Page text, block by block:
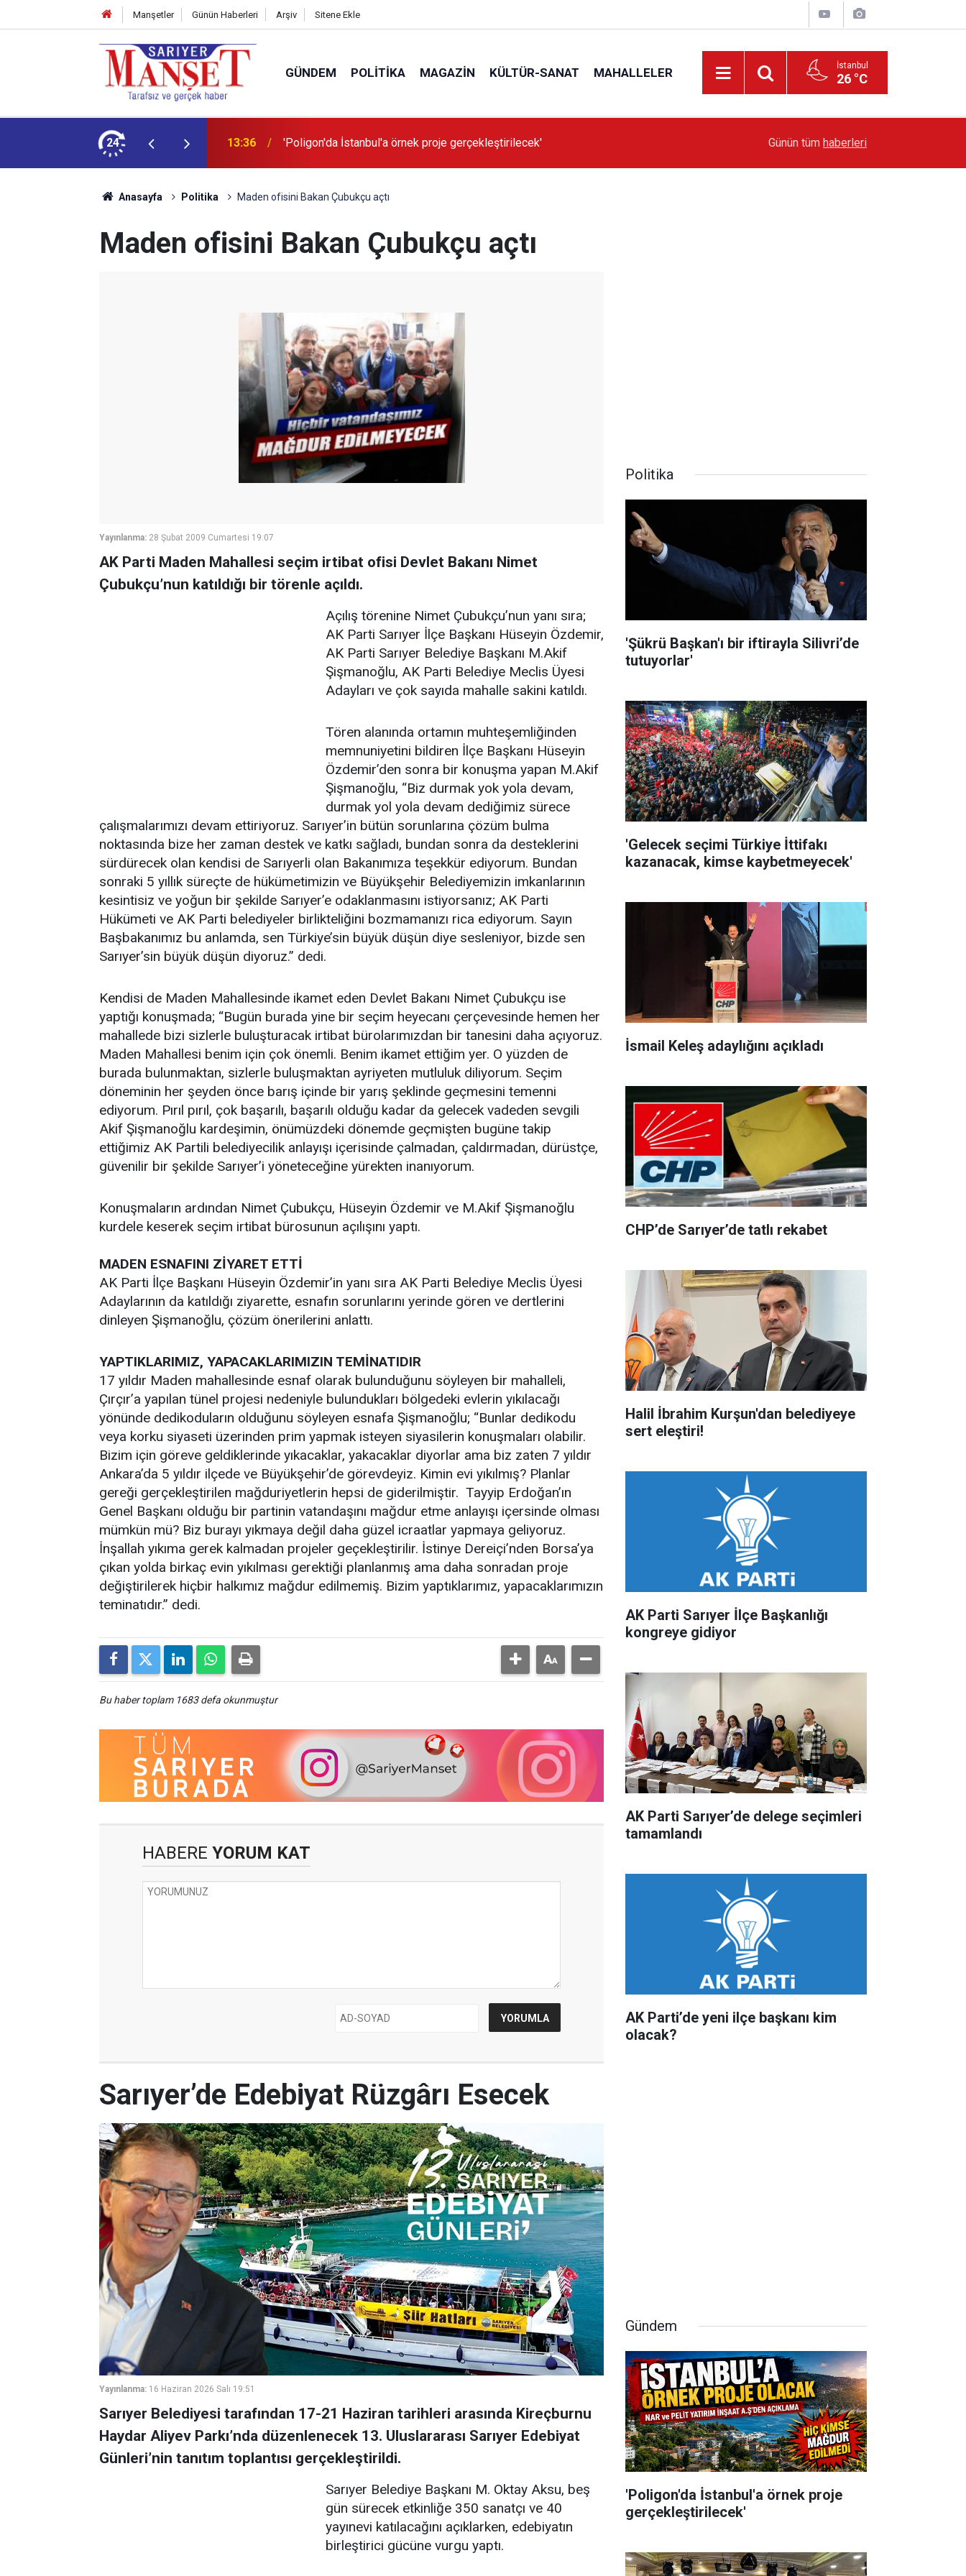
Manşetler Günün Haberleri Arşiv Sitene Ekle
GÜNDEM POLITIKA MAGAZIN KÜLTÜR-SANAT MAHALLELER İstanbul
26 °C
24 13:36 'Poligon'da İstanbul'a örnek proje gerçekleştirilecek' Sarıyer’de Edebiyat Rüzgârı Esecek
Günün tüm haberleri
Anasayfa Politika Maden ofisini Bakan Çubukçu açtı
Maden ofisini Bakan Çubukçu açtı
Yayınlanma: 28 Şubat 2009 Cumartesi 19:07
AK Parti Maden Mahallesi seçim irtibat ofisi Devlet Bakanı Nimet
Çubukçu’nun katıldığı bir törenle açıldı.
Açılış törenine Nimet Çubukçu’nun yanı sıra;
AK Parti Sarıyer İlçe Başkanı Hüseyin Özdemir,
AK Parti Sarıyer Belediye Başkanı M.Akif
Şişmanoğlu, AK Parti Belediye Meclis Üyesi
Adayları ve çok sayıda mahalle sakini katıldı.
Tören alanında ortamın muhteşemliğinden
memnuniyetini bildiren İlçe Başkanı Hüseyin
Özdemir’den sonra bir konuşma yapan M.Akif
Şişmanoğlu, “Biz durmak yok yola devam,
durmak yol yola devam dediğimiz sürece
çalışmalarımızı devam ettiriyoruz. Sarıyer’in bütün sorunlarına çözüm bulma
noktasında bize her zaman destek ve katkı sağladı, bundan sonra da desteklerini
sürdürecek olan kendisi de Sarıyerli olan Bakanımıza teşekkür ediyorum. Bundan
sonraki 5 yıllık süreçte de hükümetimizin ve Büyükşehir Belediyemizin imkanlarının
kesintisiz ve yoğun bir şekilde Sarıyer’e odaklanmasını istiyorsanız; AK Parti
Hükümeti ve AK Parti belediyeler birlikteliğini bozmamanızı rica ediyorum. Sayın
Başbakanımız bu anlamda, sen Türkiye’sin büyük düşün diye sesleniyor, bizde sen
Sarıyer’sin büyük düşün diyoruz.” dedi.
Kendisi de Maden Mahallesinde ikamet eden Devlet Bakanı Nimet Çubukçu ise
yaptığı konuşmada; “Bugün burada yine bir seçim heyecanı çerçevesinde hemen her
mahallede bizi sizlerle buluşturacak irtibat bürolarımızdan bir tanesini daha açıyoruz.
Maden Mahallesi benim için çok önemli. Benim ikamet ettiğim yer. O yüzden de
burada bulunmaktan, sizlerle buluşmaktan ayriyeten mutluluk diliyorum. Seçim
döneminin her şeyden önce barış içinde bir yarış şeklinde geçmesini temenni
ediyorum. Pırıl pırıl, çok başarılı, başarılı olduğu kadar da gelecek vadeden sevgili
Akif Şişmanoğlu kardeşimin, önümüzdeki dönemde geçmişten bugüne takip
ettiğimiz AK Partili belediyecilik anlayışı içerisinde çalmadan, çaldırmadan, dürüstçe,
güvenilir bir şekilde Sarıyer’i yöneteceğine yürekten inanıyorum.
Konuşmaların ardından Nimet Çubukçu, Hüseyin Özdemir ve M.Akif Şişmanoğlu
kurdele keserek seçim irtibat bürosunun açılışını yaptı.
MADEN ESNAFINI ZİYARET ETTİ
AK Parti İlçe Başkanı Hüseyin Özdemir’in yanı sıra AK Parti Belediye Meclis Üyesi
Adaylarının da katıldığı ziyarette, esnafın sorunlarını yerinde gören ve dertlerini
dinleyen Şişmanoğlu, çözüm önerilerini anlattı.
YAPTIKLARIMIZ, YAPACAKLARIMIZIN TEMİNATIDIR
17 yıldır Maden mahallesinde esnaf olarak bulunduğunu söyleyen bir mahalleli,
Çırçır’a yapılan tünel projesi nedeniyle bulundukları bölgedeki evlerin yıkılacağı
yönünde dedikoduların olduğunu söyleyen esnafa Şişmanoğlu; “Bunlar dedikodu
veya korku siyaseti üzerinden prim yapmak isteyen siyasilerin konuşmaları olabilir.
Bizim için göreve geldiklerinde yıkacaklar, yakacaklar diyorlar ama biz zaten 7 yıldır
Ankara’da 5 yıldır ilçede ve Büyükşehir’de görevdeyiz. Kimin evi yıkılmış? Planlar
gereği gerçekleştirilen mağduriyetlerin hepsi de giderilmiştir. Tayyip Erdoğan’ın
Genel Başkanı olduğu bir partinin vatandaşını mağdur etme anlayışı içersinde olması
mümkün mü? Biz burayı yıkmaya değil daha güzel icraatlar yapmaya geliyoruz.
İnşallah yıkıma gerek kalmadan projeler geçekleştirilir. İstinye Dereiçi’nden Borsa’ya
çıkan yolda birkaç evin yıkılması gerektiği planlanmış ama daha sonradan proje
değiştirilerek hiçbir halkımız mağdur edilmemiş. Bizim yaptıklarımız, yapacaklarımızın
teminatıdır.” dedi.
Bu haber toplam 1683 defa okunmuştur
HABERE YORUM KAT
Politika
'Şükrü Başkan'ı bir iftirayla Silivri’de
tutuyorlar'
'Gelecek seçimi Türkiye İttifakı
kazanacak, kimse kaybetmeyecek'
İsmail Keleş adaylığını açıkladı
CHP’de Sarıyer’de tatlı rekabet
Halil İbrahim Kurşun'dan belediyeye
sert eleştiri!
AK Parti Sarıyer İlçe Başkanlığı
kongreye gidiyor
AK Parti Sarıyer’de delege seçimleri
tamamlandı
AK Parti’de yeni ilçe başkanı kim
olacak?
Sarıyer’de Edebiyat Rüzgârı Esecek
Yayınlanma: 16 Haziran 2026 Salı 19:51
Sarıyer Belediyesi tarafından 17-21 Haziran tarihleri arasında Kireçburnu
Haydar Aliyev Parkı’nda düzenlenecek 13. Uluslararası Sarıyer Edebiyat
Günleri’nin tanıtım toplantısı gerçekleştirildi.
Sarıyer Belediye Başkanı M. Oktay Aksu, beş
gün sürecek etkinliğe 350 sanatçı ve 40
yayınevi katılacağını açıklarken, edebiyatın
birleştirici gücüne vurgu yaptı.
Gündem
'Poligon'da İstanbul'a örnek proje
gerçekleştirilecek'